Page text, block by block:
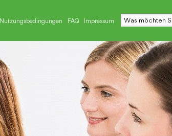
Nutzungsbedingungen FAQ Impressum